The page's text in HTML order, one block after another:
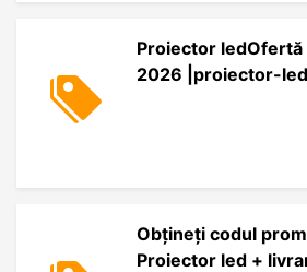
Proiector
2026 |proiector-
Obțineți codul
Proiector led +